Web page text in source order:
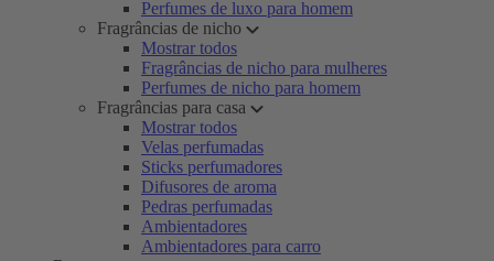
Perfumes de luxo para homem
Fragrâncias de nicho
Mostrar todos
Fragrâncias de nicho para mulheres
Perfumes de nicho para homem
Fragrâncias para casa
Mostrar todos
Velas perfumadas
Sticks perfumadores
Difusores de aroma
Pedras perfumadas
Ambientadores
Ambientadores para carro